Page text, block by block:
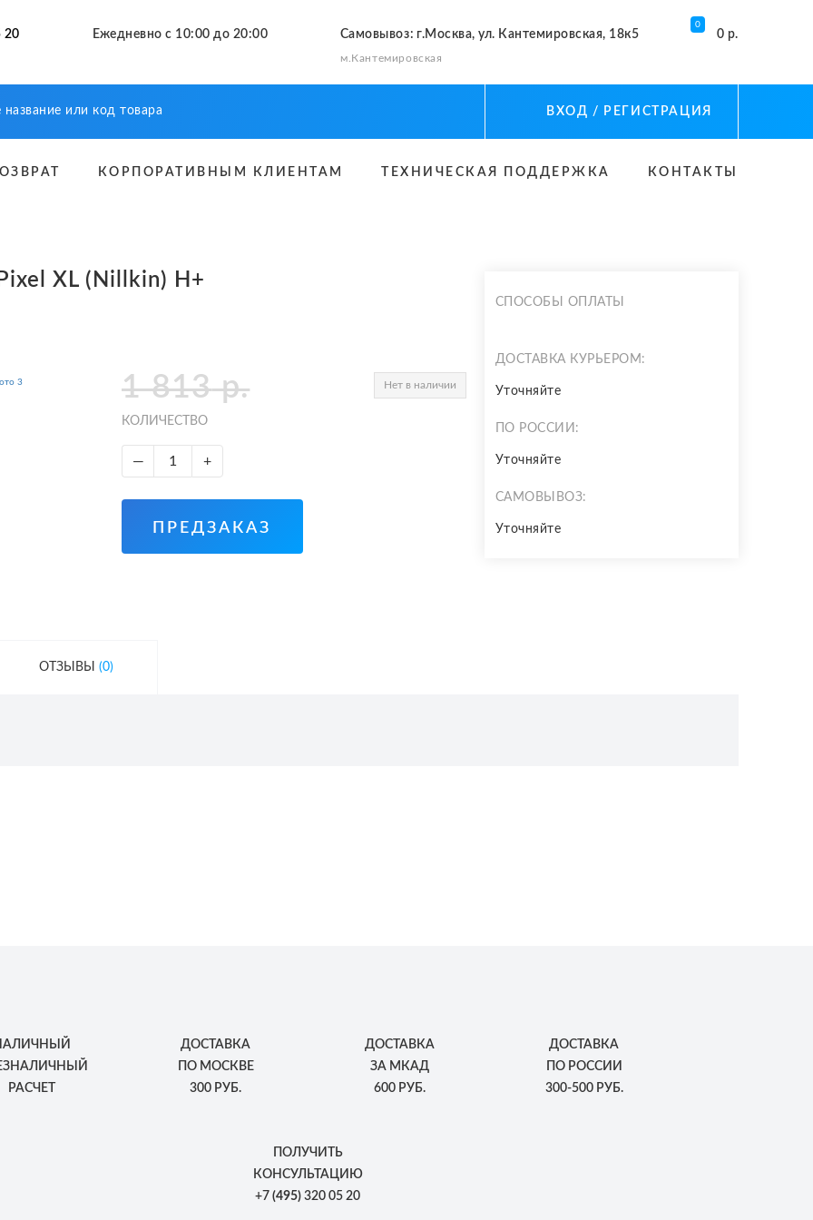
20 Ежедневно с 10:00 до 20:00 Самовывоз: г.Москва, ул. Кантемировская, 18к5
м.Кантемировская
0
0 р.
ВХОД / РЕГИСТРАЦИЯ
КОРПОРАТИВНЫМ КЛИЕНТАМ ТЕХНИЧЕСКАЯ ПОДДЕРЖКА КОНТАКТЫ
XL (Nillkin) H+
1 813р. Нет в наличии
КОЛИЧЕСТВО
— +
ПРЕДЗАКАЗ
СПОСОБЫ ОПЛАТЫ
ДОСТАВКА КУРЬЕРОМ:
Уточняйте
ПО РОССИИ:
Уточняйте
САМОВЫВОЗ:
Уточняйте
ОТЗЫВЫ (0)
РАСЧЕТ
ДОСТАВКА
ПО МОСКВЕ
300 РУБ.
ДОСТАВКА
ЗА МКАД
600 РУБ.
ДОСТАВКА
ПО РОССИИ
300-500 РУБ.
ПОЛУЧИТЬ
КОНСУЛЬТАЦИЮ
+7 (495) 320 05 20